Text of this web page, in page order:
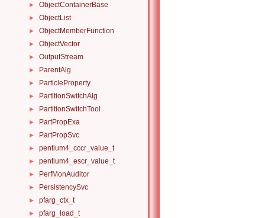
► ObjectContainerBase
► ObjectList
► ObjectMemberFunction
► ObjectVector
► OutputStream
► ParentAlg
► ParticleProperty
► PartitionSwitchAlg
► PartitionSwitchTool
► PartPropExa
► PartPropSvc
► pentium4_cccr_value_t
► pentium4_escr_value_t
► PerfMonAuditor
► PersistencySvc
► pfarg_ctx_t
► pfarg_load_t